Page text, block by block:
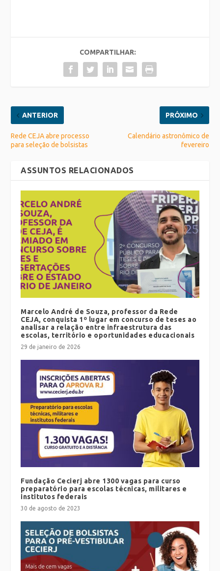
COMPARTILHAR:
ANTERIOR
Rede CEJA abre processo
para seleção de bolsistas
PRÓXIMO
Calendário astronômico de
fevereiro
ASSUNTOS RELACIONADOS
Marcelo André de Souza, professor da Rede
CEJA, conquista 1º lugar em concurso de teses ao
analisar a relação entre infraestrutura das
escolas, território e oportunidades educacionais
29 de janeiro de 2026
Fundação Cecierj abre 1300 vagas para curso
preparatório para escolas técnicas, militares e
institutos federais
30 de agosto de 2023